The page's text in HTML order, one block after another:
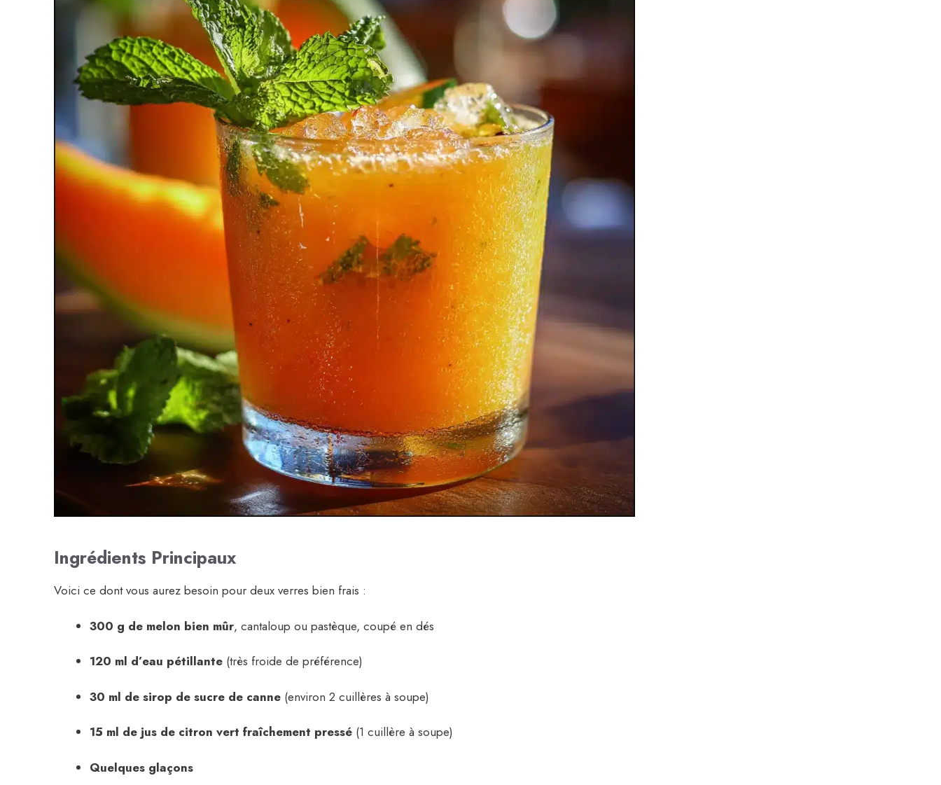
Ingrédients Principaux
Voici ce dont vous aurez besoin pour deux verres bien frais :
300 g de melon bien mûr, cantaloup ou pastèque, coupé en dés
120 ml d’eau pétillante (très froide de préférence)
30 ml de sirop de sucre de canne (environ 2 cuillères à soupe)
15 ml de jus de citron vert fraîchement pressé (1 cuillère à soupe)
Quelques glaçons